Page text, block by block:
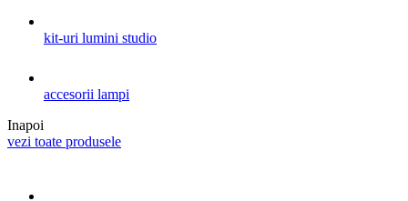
kit-uri lumini studio
accesorii lampi
Inapoi
vezi toate produsele